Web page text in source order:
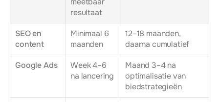
resultaat
SEO en
content
Minimaal 6
maanden
12–18 maanden,
daarna cumulatief
Google Ads
Week 4–6
na lancering
Maand 3–4 na
optimalisatie van
biedstrategieën